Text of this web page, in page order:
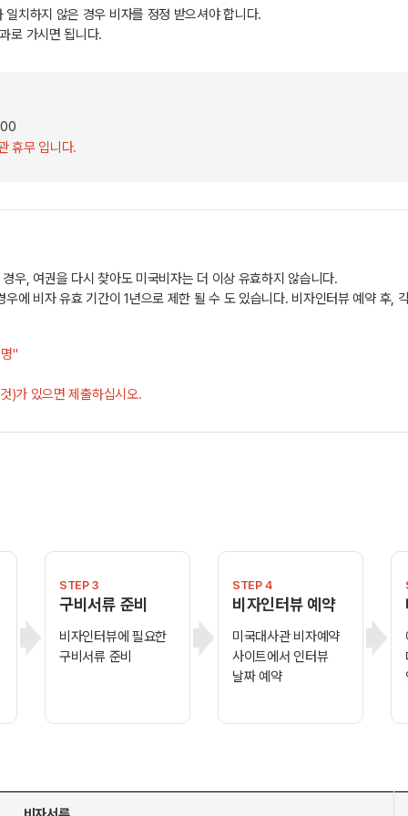
치하지 않은 경우 비자를 정정 받으셔야 합니다.
로 가시면 됩니다.
휴무 입니다.
우, 여권을 다시 찾아도 미국비자는 더 이상 유효하지 않습니다.
에 비자 유효 기간이 1년으로 제한 될 수 도 있습니다. 비자인터뷰 예약 후,
"
)가 있으면 제출하십시오.
STEP 3
구비서류 준비
비자인터뷰에 필요한
구비서류 준비
STEP 4
비자인터뷰 예약
미국대사관 비자예약
사이트에서 인터뷰
날짜 예약